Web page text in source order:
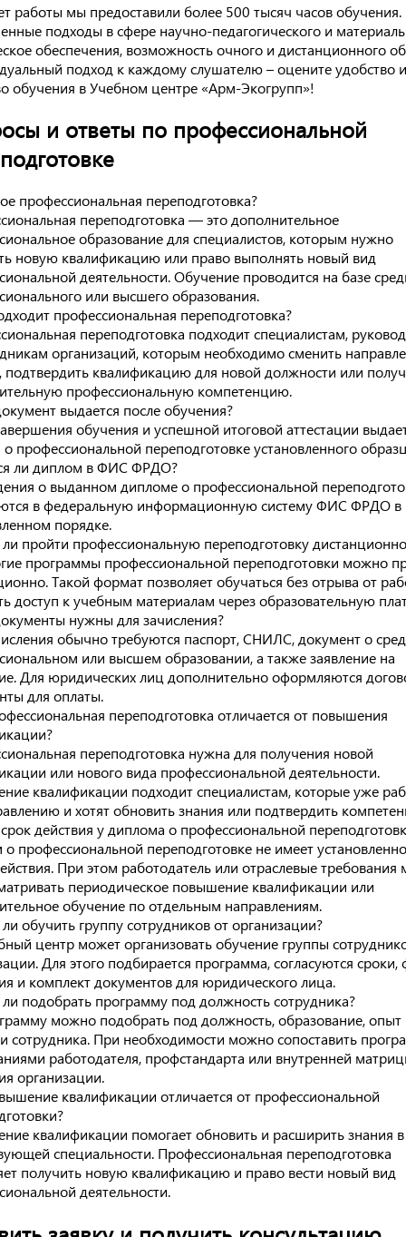
работы мы предоставили более 500 тысяч часов обучения.
подходы в сфере научно-педагогического и
обеспечения, возможность очного и дистанционного
подход к каждому слушателю – оцените удобство и
обучения в Учебном центре «Арм-Экогрупп»!
и ответы по профессиональной
профессиональная переподготовка?
переподготовка — это дополнительное
образование для специалистов, которым нужно
новую квалификацию или право выполнять новый вид
деятельности. Обучение проводится на базе
или высшего образования.
профессиональная переподготовка?
переподготовка подходит специалистам,
организаций, которым необходимо сменить
подтвердить квалификацию для новой должности или
профессиональную компетенцию.
выдается после обучения?
обучения и успешной итоговой аттестации
профессиональной переподготовке установленного
ли диплом в ФИС ФРДО?
о выданном дипломе о профессиональной
в федеральную информационную систему ФИС ФРДО в
порядке.
пройти профессиональную переподготовку
программы профессиональной переподготовки можно
Такой формат позволяет обучаться без отрыва от
доступ к учебным материалам через образовательную
нужны для зачисления?
обычно требуются паспорт, СНИЛС, документ о
или высшем образовании, а также заявление на
Для юридических лиц дополнительно оформляются
для оплаты.
переподготовка отличается от повышения
переподготовка нужна для получения новой
или нового вида профессиональной деятельности.
квалификации подходит специалистам, которые уже
и хотят обновить знания или подтвердить
действия у диплома о профессиональной
профессиональной переподготовке не имеет
При этом работодатель или отраслевые требования
периодическое повышение квалификации или
обучение по отдельным направлениям.
обучить группу сотрудников от организации?
центр может организовать обучение группы
Для этого подбирается программа, согласуются
и комплект документов для юридического лица.
подобрать программу под должность сотрудника?
можно подобрать под должность, образование, опыт
сотрудника. При необходимости можно сопоставить
работодателя, профстандарта или внутренней
организации.
квалификации отличается от профессиональной
квалификации помогает обновить и расширить знания
специальности. Профессиональная переподготовка
получить новую квалификацию и право вести новый вид
деятельности.